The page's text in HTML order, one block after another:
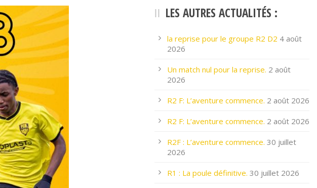
LES AUTRES ACTUALITÉS :
la reprise pour le groupe R2 D2 4 août
2026
Un match nul pour la reprise. 2 août
2026
R2 F: L’aventure commence. 2 août 2026
R2 F: L’aventure commence. 2 août 2026
R2F : L’aventure commence. 30 juillet
2026
R1 : La poule définitive. 30 juillet 2026